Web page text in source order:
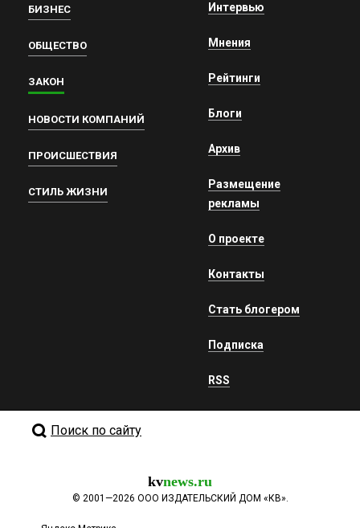
БИЗНЕС
ОБЩЕСТВО
ЗАКОН
НОВОСТИ КОМПАНИЙ
ПРОИСШЕСТВИЯ
СТИЛЬ ЖИЗНИ
Интервью
Мнения
Рейтинги
Блоги
Архив
Размещение
рекламы
О проекте
Контакты
Стать блогером
Подписка
RSS
Поиск по сайту
kvnews.ru
© 2001—2026 ООО ИЗДАТЕЛЬСКИЙ ДОМ «КВ».